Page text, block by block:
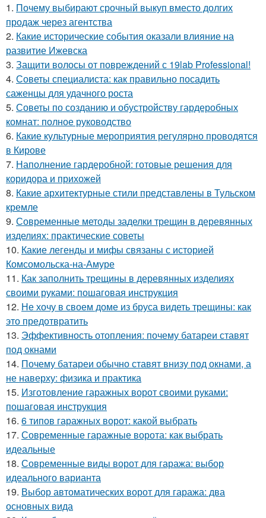
1. Почему выбирают срочный выкуп вместо долгих
продаж через агентства
2. Какие исторические события оказали влияние на
развитие Ижевска
3. Защити волосы от повреждений с 19lab Professional!
4. Советы специалиста: как правильно посадить
саженцы для удачного роста
5. Советы по созданию и обустройству гардеробных
комнат: полное руководство
6. Какие культурные мероприятия регулярно проводятся
в Кирове
7. Наполнение гардеробной: готовые решения для
коридора и прихожей
8. Какие архитектурные стили представлены в Тульском
кремле
9. Современные методы заделки трещин в деревянных
изделиях: практические советы
10. Какие легенды и мифы связаны с историей
Комсомольска-на-Амуре
11. Как заполнить трещины в деревянных изделиях
своими руками: пошаговая инструкция
12. Не хочу в своем доме из бруса видеть трещины: как
это предотвратить
13. Эффективность отопления: почему батареи ставят
под окнами
14. Почему батареи обычно ставят внизу под окнами, а
не наверху: физика и практика
15. Изготовление гаражных ворот своими руками:
пошаговая инструкция
16. 6 типов гаражных ворот: какой выбрать
17. Современные гаражные ворота: как выбрать
идеальные
18. Современные виды ворот для гаража: выбор
идеального варианта
19. Выбор автоматических ворот для гаража: два
основных вида